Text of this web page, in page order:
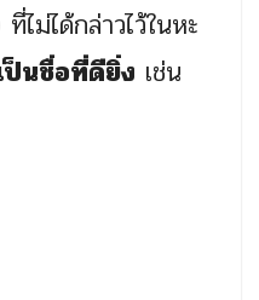
ไม่ได้กล่าวไว้ในหะ
ป็นชื่อที่ดียิ่ง เช่น